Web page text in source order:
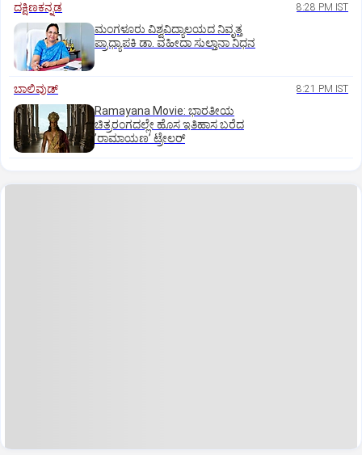
ದಕ್ಷಿಣಕನ್ನಡ 8:28 PM IST
ಮಂಗಳೂರು ವಿಶ್ವವಿದ್ಯಾಲಯದ ನಿವೃತ್ತ
ಪ್ರಾಧ್ಯಾಪಕಿ ಡಾ. ವಹೀದಾ ಸುಲ್ತಾನಾ ನಿಧನ
ಬಾಲಿವುಡ್‌ 8:21 PM IST
Ramayana Movie: ಭಾರತೀಯ
ಚಿತ್ರರಂಗದಲ್ಲೇ ಹೊಸ ಇತಿಹಾಸ ಬರೆದ
ʼರಾಮಾಯಣʼ ಟ್ರೇಲರ್